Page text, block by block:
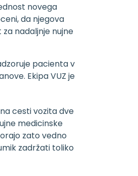
novega
da njegova
nadaljnje nujne
pacienta v
Ekipa VUZ je
cesti vozita dve
medicinske
zato vedno
zadržati toliko